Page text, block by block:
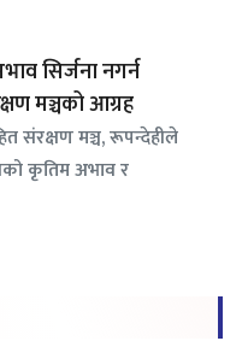
सिर्जना नगर्न
मञ्चको आग्रह
संरक्षण मञ्च, रूपन्देहीले
कृतिम अभाव र